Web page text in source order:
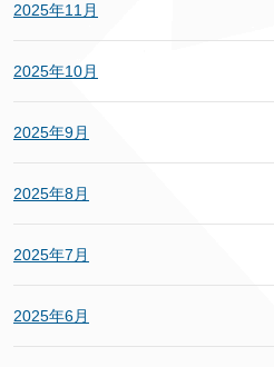
2025年11月
2025年10月
2025年9月
2025年8月
2025年7月
2025年6月